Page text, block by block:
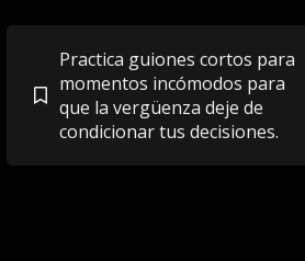
Practica guiones cortos para
momentos incómodos para
que la vergüenza deje de
condicionar tus decisiones.